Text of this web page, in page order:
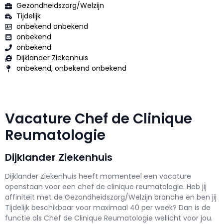
Gezondheidszorg/Welzijn
Tijdelijk
onbekend onbekend
onbekend
onbekend
Dijklander Ziekenhuis
onbekend, onbekend onbekend
Vacature Chef de Clinique
Reumatologie
Dijklander Ziekenhuis
Dijklander Ziekenhuis heeft momenteel een vacature
openstaan voor een chef de clinique reumatologie. Heb jij
affiniteit met de Gezondheidszorg/Welzijn branche en ben jij
Tijdelijk beschikbaar voor maximaal 40 per week? Dan is de
functie als Chef de Clinique Reumatologie wellicht voor jou.